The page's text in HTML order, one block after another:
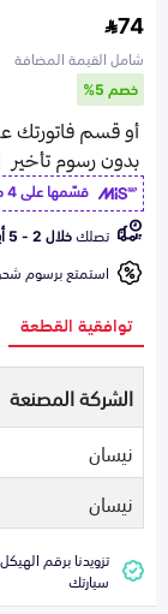
74
شامل القيمة المضافة
خصم 5%
قسّمها على 4 دفعات ابتداء من
تصلكخلال 2 - 5 أيام عمل
استمتع برسوم
توافقية القطعة
الشركة المصنعة
نيسان
نيسان
سيارتك